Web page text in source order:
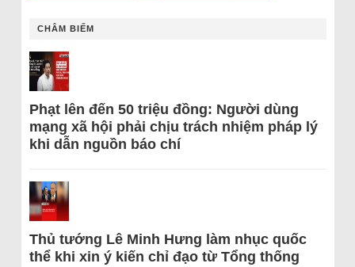
CHÂM BIẾM
Phạt lên đến 50 triệu đồng: Người dùng
mạng xã hội phải chịu trách nhiệm pháp lý
khi dẫn nguồn báo chí
Thủ tướng Lê Minh Hưng làm nhục quốc
thể khi xin ý kiến chỉ đạo từ Tổng thống